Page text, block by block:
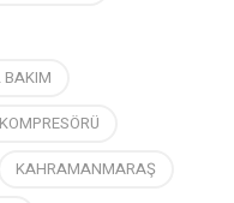
BAKIM
KAHRAMANMARAŞ